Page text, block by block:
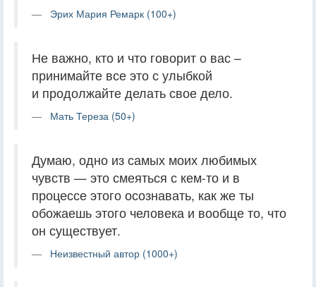
Эрих Мария Ремарк (100+)
Не важно, кто и что говорит о вас –
принимайте все это с улыбкой
и продолжайте делать свое дело.
Мать Тереза (50+)
Думаю, одно из самых моих любимых
чувств — это смеяться с кем-то и в
процессе этого осознавать, как же ты
обожаешь этого человека и вообще то, что
он существует.
Неизвестный автор (1000+)